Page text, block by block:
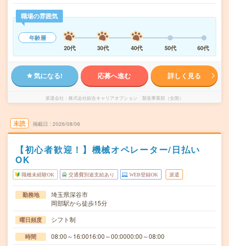
職場の雰囲気
年齢層
20代
30代 40代 50代 60代
気になる! 応募へ進む 詳しく見る
派遣会社 株式会社綜合キャリアオプション 製造事業部（全国）
未読 掲載日 2026/08/06
【初心者歓迎！】機械オペレーター/日払い
OK
職種未経験OK 交通費別途支給あり WEB登録OK 派遣
勤務地
埼玉県深谷市
岡部駅から徒歩15分
曜日頻度 シフト制
時間 08:00～16:0016:00～00:0000:00～08:00